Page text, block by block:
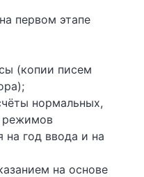
первом этапе
(копии писем
нормальных,
режимов
на год ввода и на
на основе